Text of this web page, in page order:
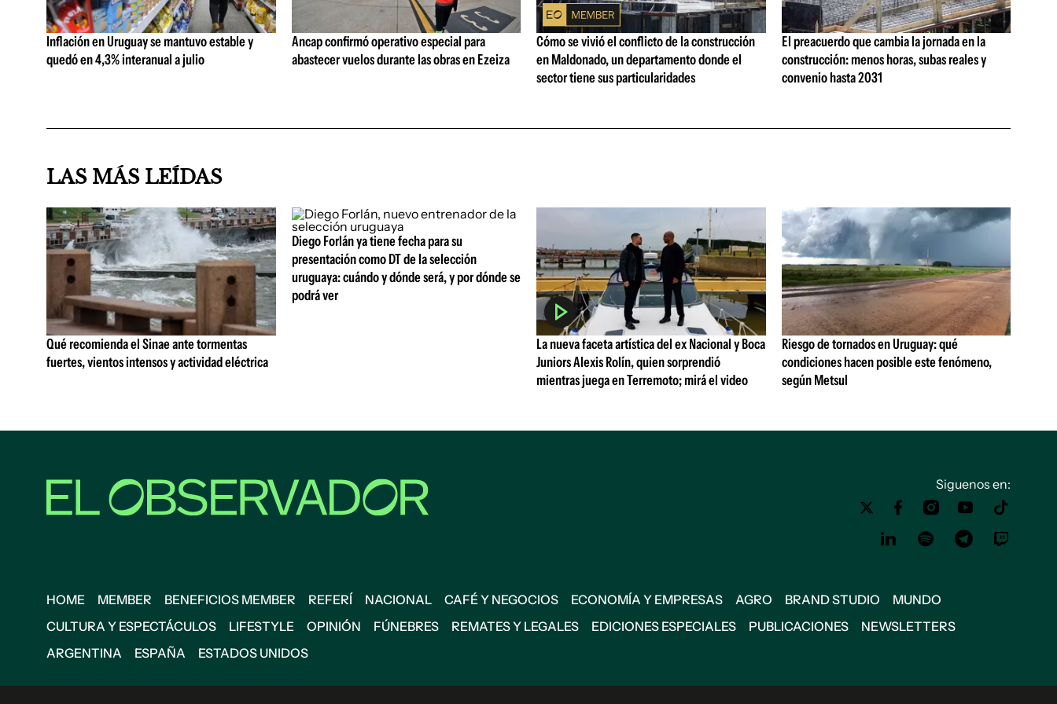
Inflación en Uruguay se mantuvo estable y
quedó en 4,3% interanual a julio
Ancap confirmó operativo especial para
abastecer vuelos durante las obras en Ezeiza
Cómo se vivió el conflicto de la construcción
en Maldonado, un departamento donde el
sector tiene sus particularidades
El preacuerdo que cambia la jornada en la
construcción: menos horas, subas reales y
convenio hasta 2031
LAS MÁS LEÍDAS
Qué recomienda el Sinae ante tormentas
fuertes, vientos intensos y actividad eléctrica
Diego Forlán ya tiene fecha para su
presentación como DT de la selección
uruguaya: cuándo y dónde será, y por dónde se
podrá ver
La nueva faceta artística del ex Nacional y Boca
Juniors Alexis Rolín, quien sorprendió
mientras juega en Terremoto; mirá el video
Riesgo de tornados en Uruguay: qué
condiciones hacen posible este fenómeno,
según Metsul
Siguenos en:
HOME MEMBER BENEFICIOS MEMBER REFERÍ NACIONAL CAFÉ Y NEGOCIOS ECONOMÍA Y EMPRESAS AGRO BRAND STUDIO
MUNDO
CULTURA Y ESPECTÁCULOS
LIFESTYLE OPINIÓN FÚNEBRES REMATES Y LEGALES EDICIONES ESPECIALES PUBLICACIONES
NEWSLETTERS
ARGENTINA
ESPAÑA ESTADOS UNIDOS